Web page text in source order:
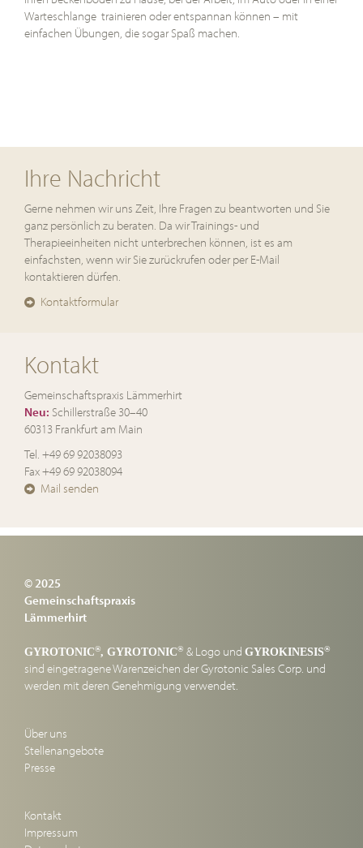
Warteschlange trainieren oder entspannan können – mit
einfachen Übungen, die sogar Spaß machen.
Ihre Nachricht
Gerne nehmen wir uns Zeit, Ihre Fragen zu beantworten und Sie
ganz persönlich zu beraten. Da wir Trainings- und
Therapieeinheiten nicht unterbrechen können, ist es am
einfachsten, wenn wir Sie zurückrufen oder per E-Mail
kontaktieren dürfen.
Kontaktformular
Kontakt
Gemeinschaftspraxis Lämmerhirt
Neu: Schillerstraße 30–40
60313 Frankfurt am Main
Tel. +49 69 92038093
Fax +49 69 92038094
Mail senden
© 2025
Gemeinschaftspraxis
Lämmerhirt
GYROTONIC®, GYROTONIC® & Logo und GYROKINESIS®
sind eingetragene Warenzeichen der Gyrotonic Sales Corp. und
werden mit deren Genehmigung verwendet.
Über uns
Stellenangebote
Presse
Kontakt
Impressum